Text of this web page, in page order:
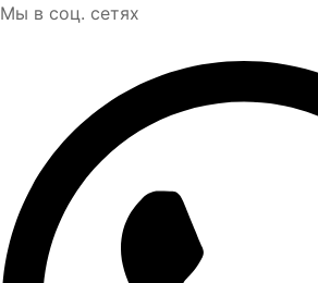
Мы в соц. сетях